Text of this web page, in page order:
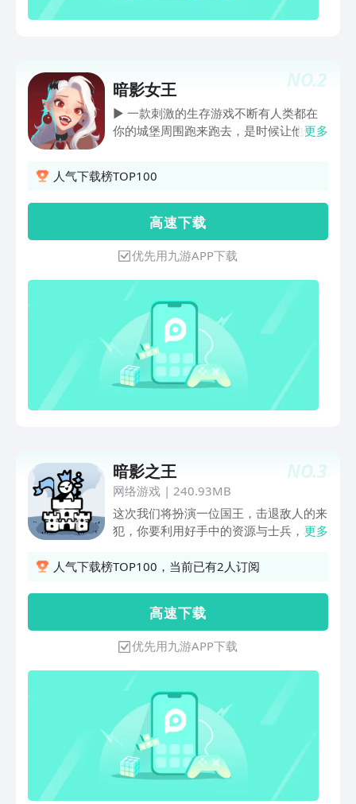
NO.2
暗影女王
► 一款刺激的生存游戏 不断有人类都在
你的城堡周围跑来跑去，是时候让他们知
清除王国中的这些害虫。游戏里，你将与
各种危险的角色对战，探索地下城，狩猎
或被狩猎！这款生存模拟器游戏充满了兴
奋，更游戏中精彩的效果展示了，这会让
你时刻保持警觉。 ► 全力以赴，为了进
色，并偷走他们的血液——把它带到血
坛，看着你的力量成长！你需要成长你的
力量，才能保证自己不成为猎物。但游戏
里不仅仅是包括战斗和生存，这款有趣的
哥特风吸血鬼模拟器还包括宠物收集和服
装收集，这将帮助你进行更高级的进
化。 ◾ 出色的影音效果——这个游戏也
有令人兴奋的音乐和音效，所以一定要戴
境。 ◾ 无尽的敌人和机会——你永远不
会厌倦当猎人！各种各样的敌人无休止地
滋生，给你大量升级和收集新物品的机
会。随着你的吸血鬼力量的增长，你将能
够离你原来的地牢越来越远，并探索整个
人类会为你赢得战利品，你可以用这些战
装备，你可以自由搭配这些装备，在战斗
中达到力量的最高点。别忘了拿起一两只
宠物蝙蝠——它们不仅会帮助你，还会让
游戏变得更加有趣！ ► 快来下载体
验！ 吸血鬼生存模拟器等着你，所以今天
下载《暗影女王》开始狩猎吧！这个游戏
以你为中心，高贵的吸血鬼。你需要提醒
那些愚蠢的人，他们讲的传说和故事都是
基于事实的。当你探索地下城和城堡时，
收集他们的血液并将其转化为自己的力
量，但要小心那些猎杀吸血鬼的的猎人！
完美的效果和刺激的体验，你一定不会想
更多
人气下载榜TOP100
高 速 下 载
优先用九游APP下载
NO.3
暗影之王
网络游戏| 240.93MB
这次我们将扮演一位国王，击退敌人的来
犯，你要利用好手中的资源与士兵，构建
候展现自己运筹帷幄的智慧，击退敌人的
更多
人气下载榜TOP100，当前已有2人订阅
高 速 下 载
优先用九游APP下载